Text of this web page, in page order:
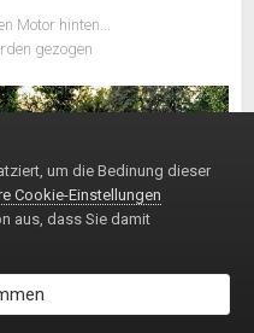
Motor hinten...
gezogen
um die Bedinung dieser
Cookie-Einstellungen
aus, dass Sie damit